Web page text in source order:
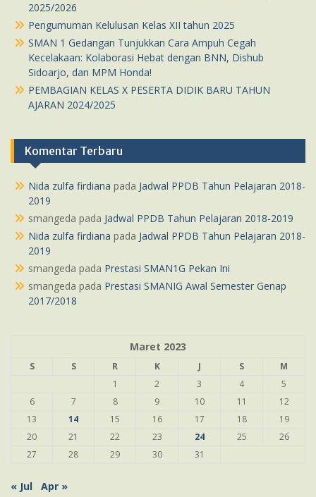
2025/2026
Pengumuman Kelulusan Kelas XII tahun 2025
SMAN 1 Gedangan Tunjukkan Cara Ampuh Cegah
Kecelakaan: Kolaborasi Hebat dengan BNN, Dishub
Sidoarjo, dan MPM Honda!
PEMBAGIAN KELAS X PESERTA DIDIK BARU TAHUN
AJARAN 2024/2025
Komentar Terbaru
Nida zulfa firdiana pada Jadwal PPDB Tahun Pelajaran 2018-
2019
smangeda pada Jadwal PPDB Tahun Pelajaran 2018-2019
Nida zulfa firdiana pada Jadwal PPDB Tahun Pelajaran 2018-
2019
smangeda pada Prestasi SMAN1G Pekan Ini
smangeda pada Prestasi SMANIG Awal Semester Genap
2017/2018
Maret 2023
S S R K J S
M
1
2 3 4
5
6
7 8 9 10 11
12
13
14 15 16 17 18
19
20
21 22 23 24 25
26
27
28 29 30 31
« Jul Apr »